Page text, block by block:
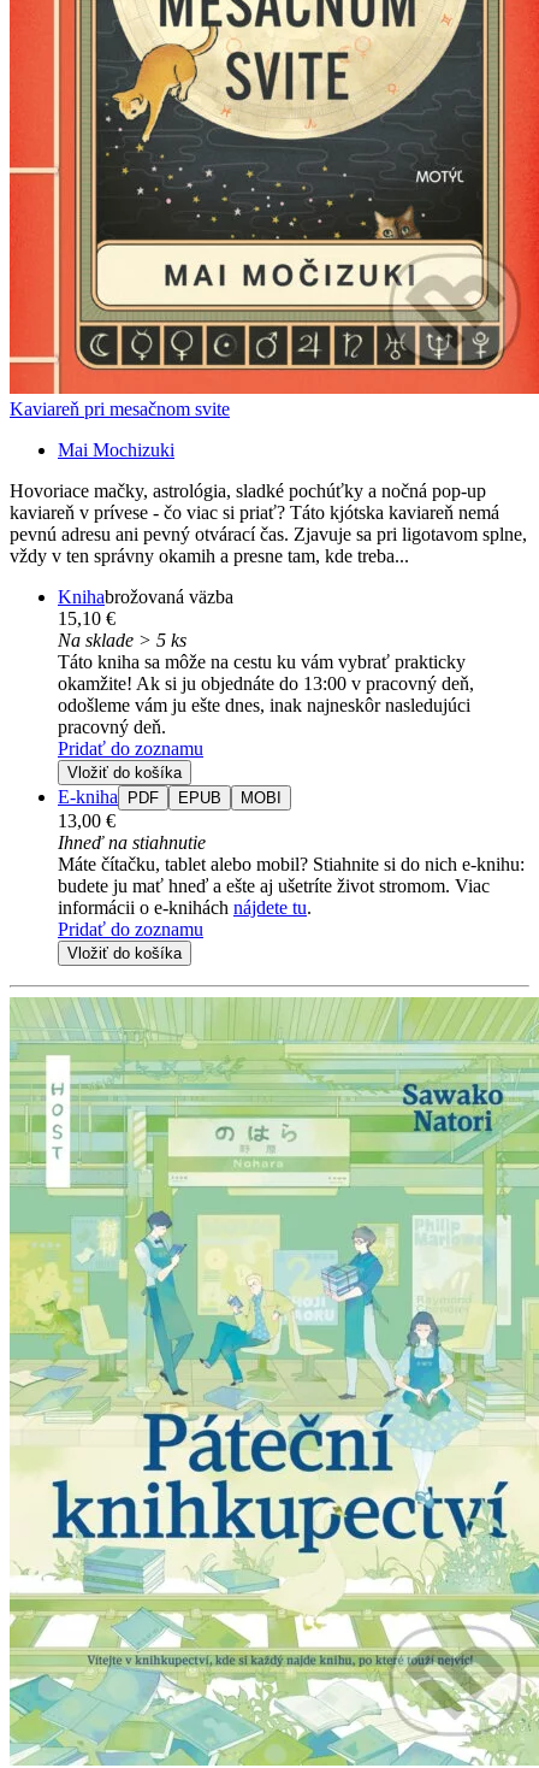
Kaviareň pri mesačnom svite
Mai Mochizuki
Hovoriace mačky, astrológia, sladké pochúťky a nočná pop-up
kaviareň v prívese - čo viac si priať? Táto kjótska kaviareň nemá
pevnú adresu ani pevný otvárací čas. Zjavuje sa pri ligotavom splne,
vždy v ten správny okamih a presne tam, kde treba...
Knihabrožovaná väzba
15,10 €
Na sklade > 5 ks
Táto kniha sa môže na cestu ku vám vybrať prakticky
okamžite! Ak si ju objednáte do 13:00 v pracovný deň,
odošleme vám ju ešte dnes, inak najneskôr nasledujúci
pracovný deň.
Pridať do zoznamu
Vložiť do košíka
E-kniha PDF EPUB MOBI
13,00 €
Ihneď na stiahnutie
Máte čítačku, tablet alebo mobil? Stiahnite si do nich e-knihu:
budete ju mať hneď a ešte aj ušetríte život stromom. Viac
informácii o e-knihách nájdete tu.
Pridať do zoznamu
Vložiť do košíka